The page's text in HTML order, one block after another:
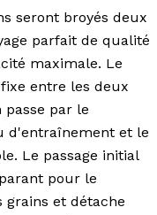
seront broyés deux
parfait de qualité
maximale. Le
entre les deux
par le
d'entraînement et le
Le passage initial
pour le
grains et détache